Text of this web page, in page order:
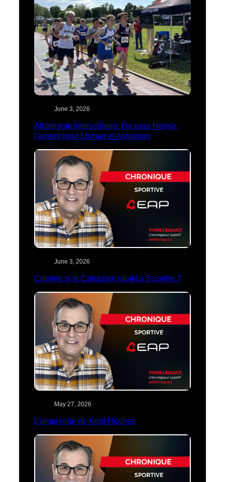
June 3, 2026
Athlétisme interscolaire: l’or pour Henrie,
l’argent pour Lorrain et Aghomon
June 3, 2026
Comme si le Canadien jouait à 5 contre 7
May 27, 2026
L’empreinte de Kent Hughes